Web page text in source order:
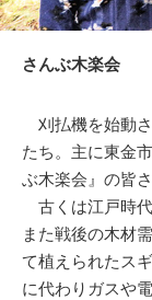
さんぶ木楽会
刈払機を始動
たち。主に東金
ぶ木楽会』の皆
古くは江戸時代
また戦後の木材
て植えられたス
に代わりガスや